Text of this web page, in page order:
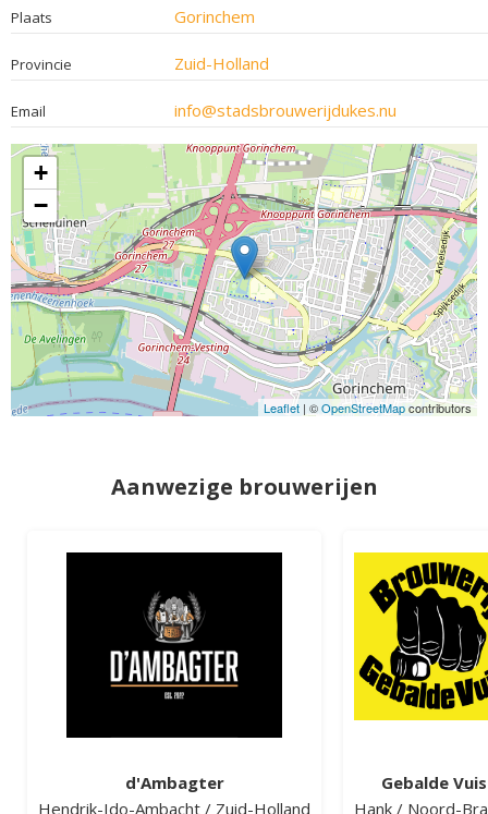
Plaats Gorinchem
Provincie Zuid-Holland
Email info@stadsbrouwerijdukes.nu
+
−
Leaflet | ©OpenStreetMapcontributors
Aanwezige brouwerijen
d'Ambagter
Hendrik-Ido-Ambacht / Zuid-Holland
Gebalde
Hank / Noord-